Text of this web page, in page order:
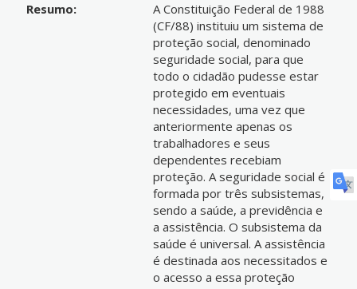
Resumo:
A Constituição Federal de 1988
(CF/88) instituiu um sistema de
proteção social, denominado
seguridade social, para que
todo o cidadão pudesse estar
protegido em eventuais
necessidades, uma vez que
anteriormente apenas os
trabalhadores e seus
dependentes recebiam
proteção. A seguridade social é
formada por três subsistemas,
sendo a saúde, a previdência e
a assistência. O subsistema da
saúde é universal. A assistência
é destinada aos necessitados e
o acesso a essa proteção